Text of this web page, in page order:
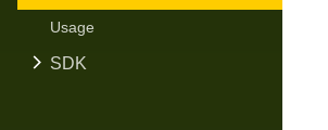
Usage
SDK